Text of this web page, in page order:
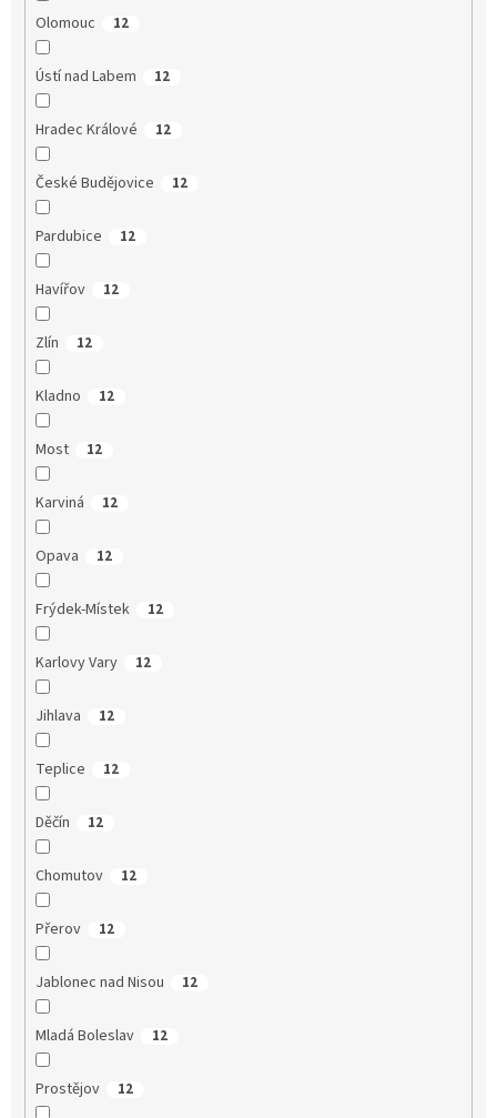
Olomouc 12
Ústí nad Labem 12
Hradec Králové 12
České Budějovice 12
Pardubice 12
Havířov 12
Zlín 12
Kladno 12
Most 12
Karviná 12
Opava 12
Frýdek-Místek 12
Karlovy Vary 12
Jihlava 12
Teplice 12
Děčín 12
Chomutov 12
Přerov 12
Jablonec nad Nisou 12
Mladá Boleslav 12
Prostějov 12